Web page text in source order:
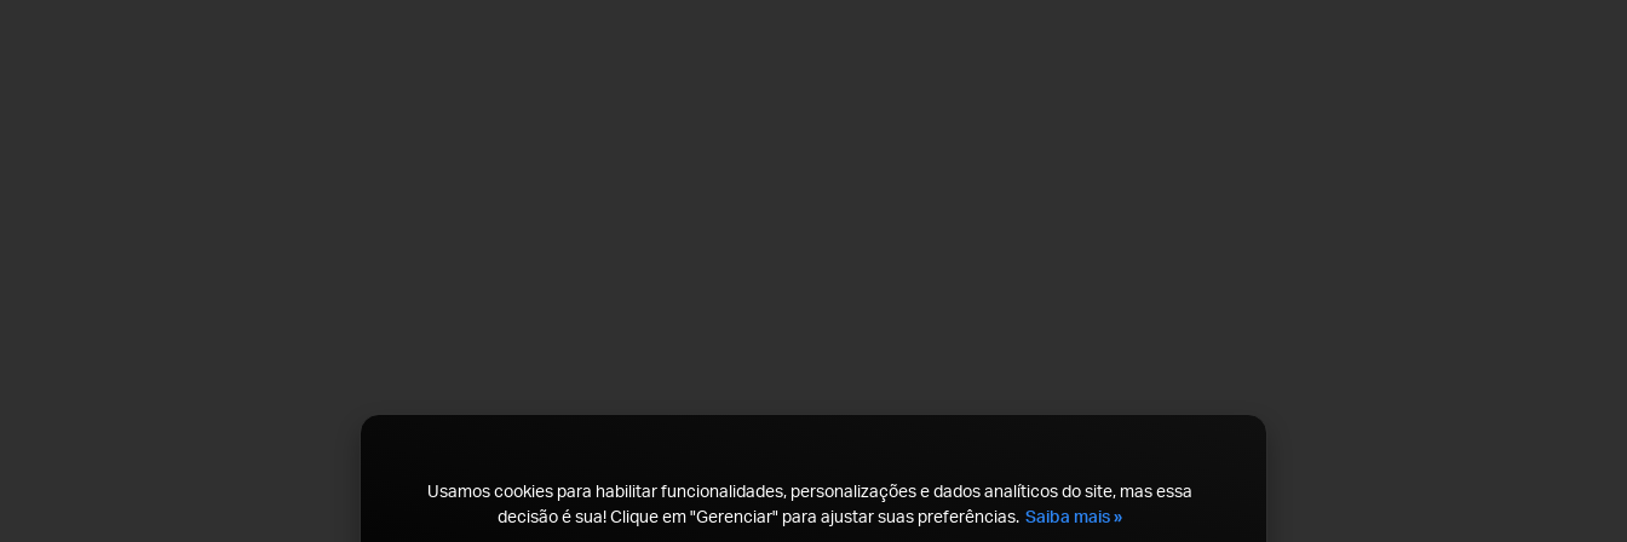
Usamos cookies para habilitar funcionalidades, personalizações e dados analíticos do site, mas essa
decisão é sua! Clique em "Gerenciar" para ajustar suas preferências. Saiba mais »